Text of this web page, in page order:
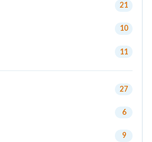
21
10
11
27
6
9